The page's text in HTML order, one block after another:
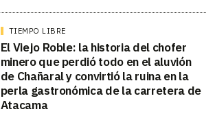
TIEMPO LIBRE
El Viejo Roble: la historia del chofer
minero que perdió todo en el aluvión
de Chañaral y convirtió la ruina en la
perla gastronómica de la carretera de
Atacama